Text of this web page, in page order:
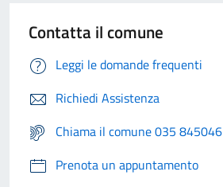
Contatta il comune
Leggi le domande frequenti
Richiedi Assistenza
Chiama il comune 035 845046
Prenota un appuntamento